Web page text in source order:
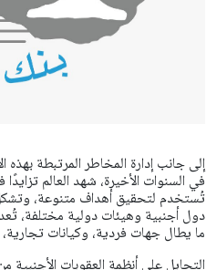
إلى جانب إدارة المخاطر المرتبطة بهذه
في السنوات الأخيرة، شهد العالم تزايدًا
تُستخدم لتحقيق أهداف متنوعة،
دول أجنبية وهيئات دولية مختلفة،
ما يطال جهات فردية، وكيانات